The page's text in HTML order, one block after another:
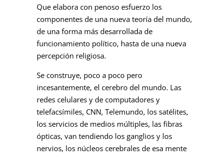
Que elabora con penoso esfuerzo los
componentes de una nueva teoría del mundo,
de una forma más desarrollada de
funcionamiento político, hasta de una nueva
percepción religiosa.
Se construye, poco a poco pero
incesantemente, el cerebro del mundo. Las
redes celulares y de computadores y
telefacsímiles, CNN, Telemundo, los satélites,
los servicios de medios múltiples, las fibras
ópticas, van tendiendo los ganglios y los
nervios, los núcleos cerebrales de esa mente